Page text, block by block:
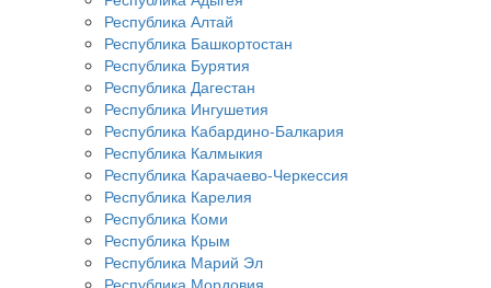
Республика Алтай
Республика Башкортостан
Республика Бурятия
Республика Дагестан
Республика Ингушетия
Республика Кабардино-Балкария
Республика Калмыкия
Республика Карачаево-Черкессия
Республика Карелия
Республика Коми
Республика Крым
Республика Марий Эл
Республика Мордовия